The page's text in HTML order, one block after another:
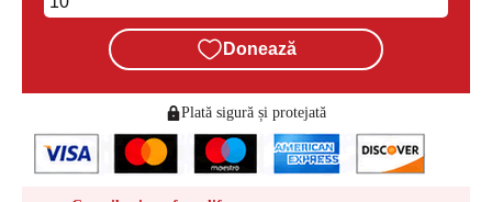
Donează
Plată sigură și protejată